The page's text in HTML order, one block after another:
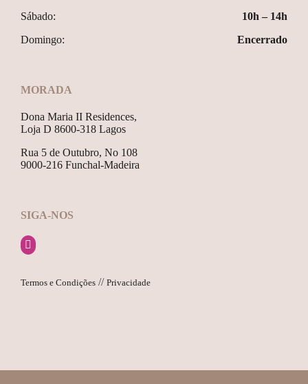
Sábado:
10h – 14h
Domingo:
Encerrado
MORADA
Dona Maria II Residences,
Loja D 8600-318 Lagos
Rua 5 de Outubro, No 108
9000-216 Funchal-Madeira
SIGA-NOS
Termos e Condições // Privacidade